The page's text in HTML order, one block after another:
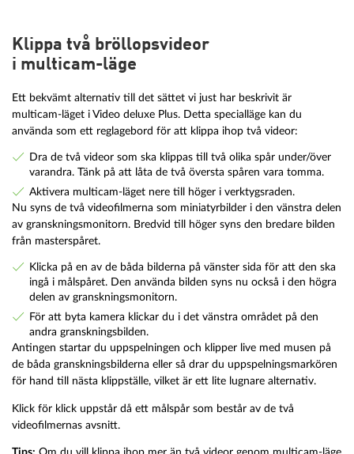
Klippa två bröllopsvideor
i multicam-läge
Ett bekvämt alternativ till det sättet vi just har beskrivit är
multicam-läget i Video deluxe Plus. Detta specialläge kan du
använda som ett reglagebord för att klippa ihop två videor:
Dra de två videor som ska klippas till två olika spår under/över
varandra. Tänk på att låta de två översta spåren vara tomma.
Aktivera multicam-läget nere till höger i verktygsraden.
Nu syns de två videofilmerna som miniatyrbilder i den vänstra delen
av granskningsmonitorn. Bredvid till höger syns den bredare bilden
från masterspåret.
Klicka på en av de båda bilderna på vänster sida för att den ska
ingå i målspåret. Den använda bilden syns nu också i den högra
delen av granskningsmonitorn.
För att byta kamera klickar du i det vänstra området på den
andra granskningsbilden.
Antingen startar du uppspelningen och klipper live med musen på
de båda granskningsbilderna eller så drar du uppspelningsmarkören
för hand till nästa klippställe, vilket är ett lite lugnare alternativ.
Klick för klick uppstår då ett målspår som består av de två
videofilmernas avsnitt.